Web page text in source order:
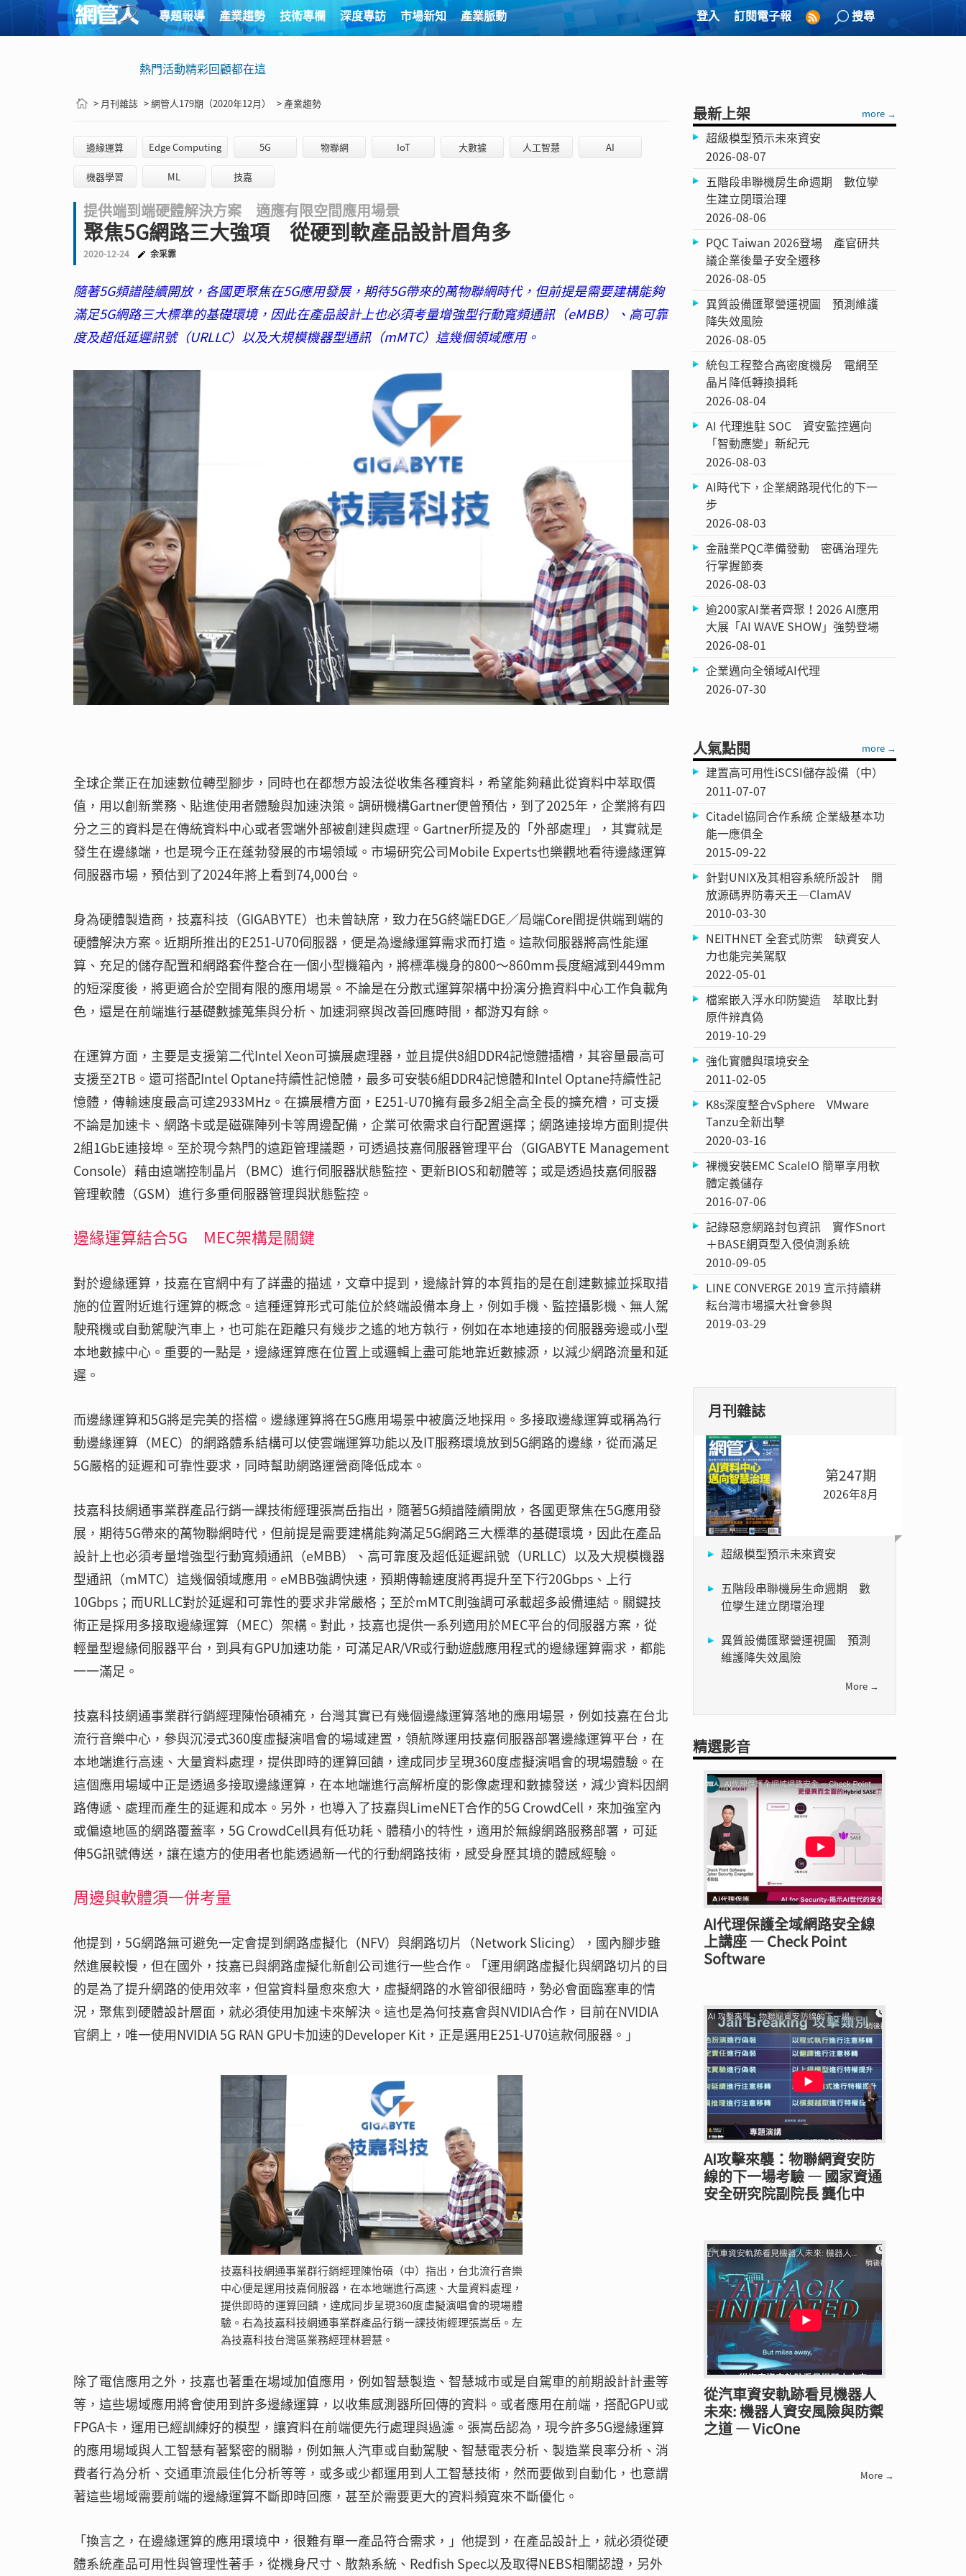
專題報導 產業趨勢 技術專欄 深度專訪 市場新知 產業脈動 登入 訂閱電子報 搜尋
熱門活動精彩回顧都在這
> 月刊雜誌 > 網管人179期（2020年12月） > 產業趨勢
邊緣運算 Edge Computing 5G 物聯網 IoT 大數據 人工智慧 AI
機器學習 ML 技嘉
提供端到端硬體解決方案 適應有限空間應用場景
聚焦5G網路三大強項 從硬到軟產品設計眉角多
2020-12-24 余采霏
隨著5G頻譜陸續開放，各國更聚焦在5G應用發展，期待5G帶來的萬物聯網時代，但前提是需要建構能夠
滿足5G網路三大標準的基礎環境，因此在產品設計上也必須考量增強型行動寬頻通訊（eMBB）、高可靠
度及超低延遲訊號（URLLC）以及大規模機器型通訊（mMTC）這幾個領域應用。
全球企業正在加速數位轉型腳步，同時也在都想方設法從收集各種資料，希望能夠藉此從資料中萃取價
值，用以創新業務、貼進使用者體驗與加速決策。調研機構Gartner便曾預估，到了2025年，企業將有四
分之三的資料是在傳統資料中心或者雲端外部被創建與處理。Gartner所提及的「外部處理」，其實就是
發生在邊緣端，也是現今正在蓬勃發展的市場領域。市場研究公司Mobile Experts也樂觀地看待邊緣運算
伺服器市場，預估到了2024年將上看到74,000台。
身為硬體製造商，技嘉科技（GIGABYTE）也未曾缺席，致力在5G終端EDGE／局端Core間提供端到端的
硬體解決方案。近期所推出的E251-U70伺服器，便是為邊緣運算需求而打造。這款伺服器將高性能運
算、充足的儲存配置和網路套件整合在一個小型機箱內，將標準機身的800～860mm長度縮減到449mm
的短深度後，將更適合於空間有限的應用場景。不論是在分散式運算架構中扮演分擔資料中心工作負載角
色，還是在前端進行基礎數據蒐集與分析、加速洞察與改善回應時間，都游刄有餘。
在運算方面，主要是支援第二代Intel Xeon可擴展處理器，並且提供8組DDR4記憶體插槽，其容量最高可
支援至2TB。還可搭配Intel Optane持續性記憶體，最多可安裝6組DDR4記憶體和Intel Optane持續性記
憶體，傳輸速度最高可達2933MHz。在擴展槽方面，E251-U70擁有最多2組全高全長的擴充槽，可支援
不論是加速卡、網路卡或是磁碟陣列卡等周邊配備，企業可依需求自行配置選擇；網路連接埠方面則提供
2組1GbE連接埠。至於現今熱門的遠距管理議題，可透過技嘉伺服器管理平台（GIGABYTE Management
Console）藉由遠端控制晶片（BMC）進行伺服器狀態監控、更新BIOS和韌體等；或是透過技嘉伺服器
管理軟體（GSM）進行多重伺服器管理與狀態監控。
邊緣運算結合5G MEC架構是關鍵
對於邊緣運算，技嘉在官網中有了詳盡的描述，文章中提到，邊緣計算的本質指的是在創建數據並採取措
施的位置附近進行運算的概念。這種運算形式可能位於終端設備本身上，例如手機、監控攝影機、無人駕
駛飛機或自動駕駛汽車上，也可能在距離只有幾步之遙的地方執行，例如在本地連接的伺服器旁邊或小型
本地數據中心。重要的一點是，邊緣運算應在位置上或邏輯上盡可能地靠近數據源，以減少網路流量和延
遲。
而邊緣運算和5G將是完美的搭檔。邊緣運算將在5G應用場景中被廣泛地採用。多接取邊緣運算或稱為行
動邊緣運算（MEC）的網路體系結構可以使雲端運算功能以及IT服務環境放到5G網路的邊緣，從而滿足
5G嚴格的延遲和可靠性要求，同時幫助網路運營商降低成本。
技嘉科技網通事業群產品行銷一課技術經理張嵩岳指出，隨著5G頻譜陸續開放，各國更聚焦在5G應用發
展，期待5G帶來的萬物聯網時代，但前提是需要建構能夠滿足5G網路三大標準的基礎環境，因此在產品
設計上也必須考量增強型行動寬頻通訊（eMBB）、高可靠度及超低延遲訊號（URLLC）以及大規模機器
型通訊（mMTC）這幾個領域應用。eMBB強調快速，預期傳輸速度將再提升至下行20Gbps、上行
10Gbps；而URLLC對於延遲和可靠性的要求非常嚴格；至於mMTC則強調可承載超多設備連結。關鍵技
術正是採用多接取邊緣運算（MEC）架構。對此，技嘉也提供一系列適用於MEC平台的伺服器方案，從
輕量型邊緣伺服器平台，到具有GPU加速功能，可滿足AR/VR或行動遊戲應用程式的邊緣運算需求，都能
一一滿足。
技嘉科技網通事業群行銷經理陳怡碩補充，台灣其實已有幾個邊緣運算落地的應用場景，例如技嘉在台北
流行音樂中心，參與沉浸式360度虛擬演唱會的場域建置，領航隊運用技嘉伺服器部署邊緣運算平台，在
本地端進行高速、大量資料處理，提供即時的運算回饋，達成同步呈現360度虛擬演唱會的現場體驗。在
這個應用場域中正是透過多接取邊緣運算，在本地端進行高解析度的影像處理和數據發送，減少資料因網
路傳遞、處理而產生的延遲和成本。另外，也導入了技嘉與LimeNET合作的5G CrowdCell，來加強室內
或偏遠地區的網路覆蓋率，5G Crowd­Cell具有低功耗、體積小的特性，適用於無線網路服務部署，可延
伸5G訊號傳送，讓在遠方的使用者也能透過新一代的行動網路技術，感受身歷其境的體感經驗。
周邊與軟體須一併考量
他提到，5G網路無可避免一定會提到網路虛擬化（NFV）與網路切片（Network Slicing），國內腳步雖
然進展較慢，但在國外，技嘉已與網路虛擬化新創公司進行一些合作。「運用網路虛擬化與網路切片的目
的是為了提升網路的使用效率，但當資料量愈來愈大，虛擬網路的水管卻很細時，勢必會面臨塞車的情
況，聚焦到硬體設計層面，就必須使用加速卡來解決。這也是為何技嘉會與NVIDIA合作，目前在NVIDIA
官網上，唯一使用NVIDIA 5G RAN GPU卡加速的Developer Kit，正是選用E251-U70這款伺服器。」
技嘉科技網通事業群行銷經理陳怡碩（中）指出，台北流行音樂
中心便是運用技嘉伺服器，在本地端進行高速、大量資料處理，
提供即時的運算回饋，達成同步呈現360度虛擬演唱會的現場體
驗。右為技嘉科技網通事業群產品行銷一課技術經理張嵩岳。左
為技嘉科技台灣區業務經理林碧慧。
除了電信應用之外，技嘉也著重在場域加值應用，例如智慧製造、智慧城市或是自駕車的前期設計計畫等
等，這些場域應用將會使用到許多邊緣運算，以收集感測器所回傳的資料。或者應用在前端，搭配GPU或
FPGA卡，運用已經訓練好的模型，讓資料在前端便先行處理與過濾。張嵩岳認為，現今許多5G邊緣運算
的應用場域與人工智慧有著緊密的關聯，例如無人汽車或自動駕駛、智慧電表分析、製造業良率分析、消
費者行為分析、交通車流最佳化分析等等，或多或少都運用到人工智慧技術，然而要做到自動化，也意謂
著這些場域需要前端的邊緣運算不斷即時回應，甚至於需要更大的資料頻寬來不斷優化。
「換言之，在邊緣運算的應用環境中，很難有單一產品符合需求，」他提到，在產品設計上，就必須從硬
體系統產品可用性與管理性著手，從機身尺寸、散熱系統、Redfish Spec以及取得NEBS相關認證，另外
最新上架 more →
超級模型預示未來資安
2026-08-07
五階段串聯機房生命週期 數位孿
生建立閉環治理
2026-08-06
PQC Taiwan 2026登場 產官研共
議企業後量子安全遷移
2026-08-05
異質設備匯聚營運視圖 預測維護
降失效風險
2026-08-05
統包工程整合高密度機房 電網至
晶片降低轉換損耗
2026-08-04
AI 代理進駐 SOC 資安監控邁向
「智動應變」新紀元
2026-08-03
AI時代下，企業網路現代化的下一
步
2026-08-03
金融業PQC準備發動 密碼治理先
行掌握節奏
2026-08-03
逾200家AI業者齊聚！2026 AI應用
大展「AI WAVE SHOW」強勢登場
2026-08-01
企業邁向全領域AI代理
2026-07-30
人氣點閱 more →
建置高可用性iSCSI儲存設備（中）
2011-07-07
Citadel協同合作系統 企業級基本功
能一應俱全
2015-09-22
針對UNIX及其相容系統所設計 開
放源碼界防毒天王—ClamAV
2010-03-30
NEITHNET 全套式防禦 缺資安人
力也能完美駕馭
2022-05-01
檔案嵌入浮水印防變造 萃取比對
原件辨真偽
2019-10-29
強化實體與環境安全
2011-02-05
K8s深度整合vSphere VMware
Tanzu全新出擊
2020-03-16
裸機安裝EMC ScaleIO 簡單享用軟
體定義儲存
2016-07-06
記錄惡意網路封包資訊 實作Snort
＋BASE網頁型入侵偵測系統
2010-09-05
LINE CONVERGE 2019 宣示持續耕
耘台灣市場擴大社會參與
2019-03-29
月刊雜誌
第247期
2026年8月
超級模型預示未來資安
五階段串聯機房生命週期 數
位孿生建立閉環治理
異質設備匯聚營運視圖 預測
維護降失效風險
More →
精選影音
AI代理保護全域網路安全線
上講座 — Check Point
Software
AI攻擊來襲：物聯網資安防
線的下一場考驗 — 國家資通
安全研究院副院長 龔化中
從汽車資安軌跡看見機器人
未來: 機器人資安風險與防禦
之道 — VicOne
More →